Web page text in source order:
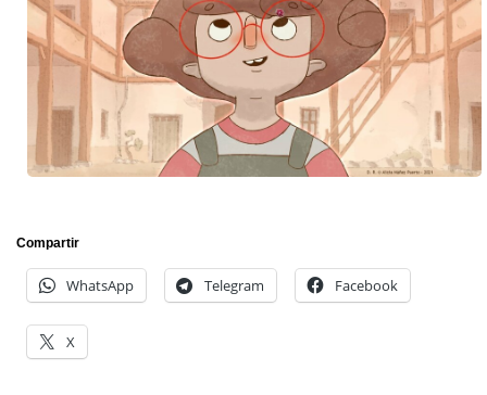
Compartir
WhatsApp Telegram Facebook
X